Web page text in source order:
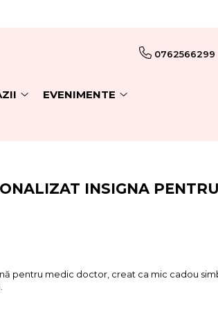
0762566299
EVENIMENTE
INSIGNA PENTRU
pentru medic doctor, creat ca mic cadou